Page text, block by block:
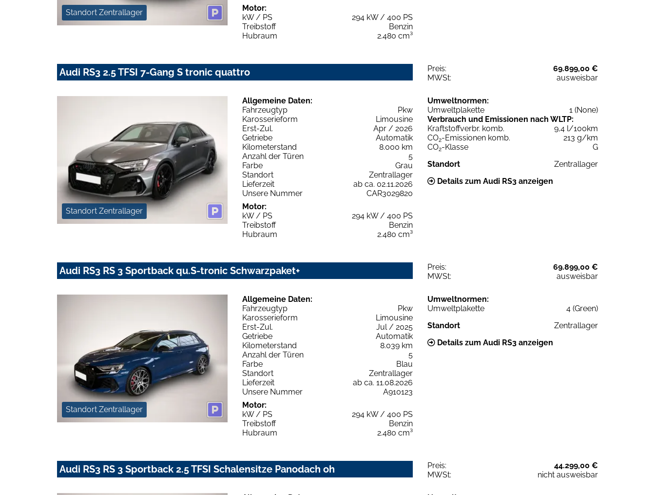
Standort Zentrallager
Motor:
kW / PS
294 kW / 400 PS
Treibstoff
Benzin
Hubraum
2.480 cm³
Audi RS3 2.5 TFSI 7-Gang S tronic quattro Preis:
69.899,00 €
MWSt:
ausweisbar
Standort Zentrallager
Allgemeine Daten:
Fahrzeugtyp
Pkw
Karosserieform
Limousine
Erst-Zul.
Apr / 2026
Getriebe
Automatik
Kilometerstand
8.000 km
Anzahl der Türen
5
Farbe
Grau
Standort
Zentrallager
Lieferzeit
ab ca. 02.11.2026
Unsere Nummer
CAR3029820
Motor:
kW / PS
294 kW / 400 PS
Treibstoff
Benzin
Hubraum
2.480 cm³
Umweltnormen:
Umweltplakette
1 (None)
Verbrauch und Emissionen nach WLTP:
Kraftstoffverbr. komb.
9,4 l/100km
CO2-Emissionen komb.
213 g/km
CO2-Klasse
G
Standort
Zentrallager
Details zum Audi RS3 anzeigen
Audi RS3 RS 3 Sportback qu.S-tronic Schwarzpaket+ Preis:
69.899,00 €
MWSt:
ausweisbar
Standort Zentrallager
Allgemeine Daten:
Fahrzeugtyp
Pkw
Karosserieform
Limousine
Erst-Zul.
Jul / 2025
Getriebe
Automatik
Kilometerstand
8.039 km
Anzahl der Türen
5
Farbe
Blau
Standort
Zentrallager
Lieferzeit
ab ca. 11.08.2026
Unsere Nummer
A910123
Motor:
kW / PS
294 kW / 400 PS
Treibstoff
Benzin
Hubraum
2.480 cm³
Umweltnormen:
Umweltplakette
4 (Green)
Standort
Zentrallager
Details zum Audi RS3 anzeigen
Audi RS3 RS 3 Sportback 2.5 TFSI Schalensitze Panodach oh Preis:
44.299,00 €
MWSt:
nicht ausweisbar